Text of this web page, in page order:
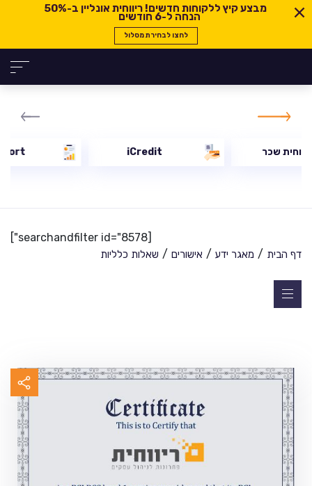
מבצע קיץ ללקוחות חדשים! ריווחית אונליין ב-50%
הנחה ל-6 חודשים
לחצו לבחירת מסלול
ריווחית שכר iCredit
[searchandfilter id="8578"]
דף הבית / מאגר ידע / אישורים / שאלות כלליות